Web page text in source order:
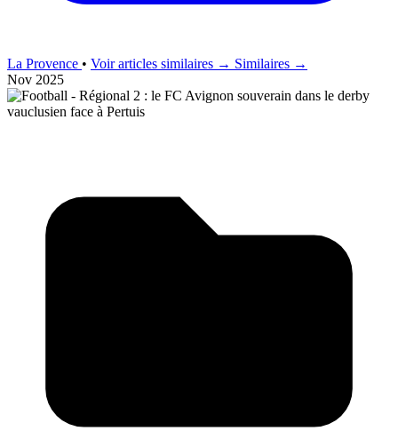
La Provence • Voir articles similaires → Similaires →
Nov 2025